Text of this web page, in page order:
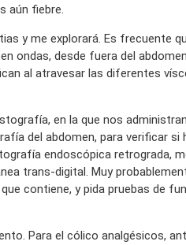
aún fiebre.
y me explorará. Es frecuente
ondas, desde fuera del
al atravesar las diferentes
en la que nos
del abdomen, para verificar
endoscópica retrograda,
trans-digital. Muy
contiene, y pida pruebas de
Para el cólico analgésicos,